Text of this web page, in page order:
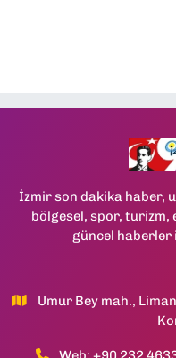
İzmir son dakika haber,
bölgesel, spor,
güncel haberler
Umur Bey mah.,